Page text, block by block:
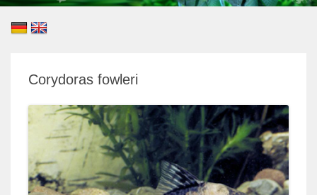
Corydoras fowleri